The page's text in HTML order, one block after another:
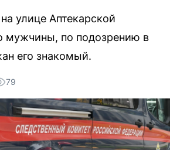
улице Аптекарской
мужчины, по подозрению в
его знакомый.
79